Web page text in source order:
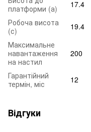
платформи (а)
17.4
Робоча висота
(с)
19.4
Максимальне
навантаження
на настил
200
Гарантійний
термін, міс
12
Відгуки